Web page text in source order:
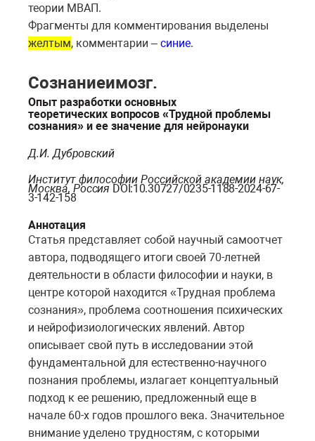
теории МВАП.
Фрагменты для комментирования выделены
желтым, комментарии – синие.
Сознаниеимозг.
Опыт разработки основных
теоретических вопросов «Трудной проблемы
сознания» и ее значение для нейронауки
Д.И. Дубровский
Институт философии Российской академии наук,
Москва, Россия DOI:10.30727/0235-1188-2024-67-
3-142-158
Аннотация
Статья представляет собой научный самоотчет
автора, подводящего итоги своей 70-летней
деятельности в области философии и науки, в
центре которой находится «Трудная проблема
сознания», проблема соотношения психических
и нейрофизиологических явлений. Автор
описывает свой путь в исследовании этой
фундаментальной для естественно-научного
познания проблемы, излагает концептуальный
подход к ее решению, предложенный еще в
начале 60-х годов прошлого века. Значительное
внимание уделено трудностям, с которыми